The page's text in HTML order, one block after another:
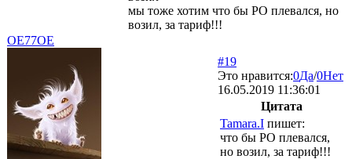
мы тоже хотим что бы РО плевался, но
возил, за тариф!!!
OE77OE
#19
Это нравится:0Да/0Нет
16.05.2019 11:36:01
Цитата
Tamara.I пишет:
что бы РО плевался,
но возил, за тариф!!!